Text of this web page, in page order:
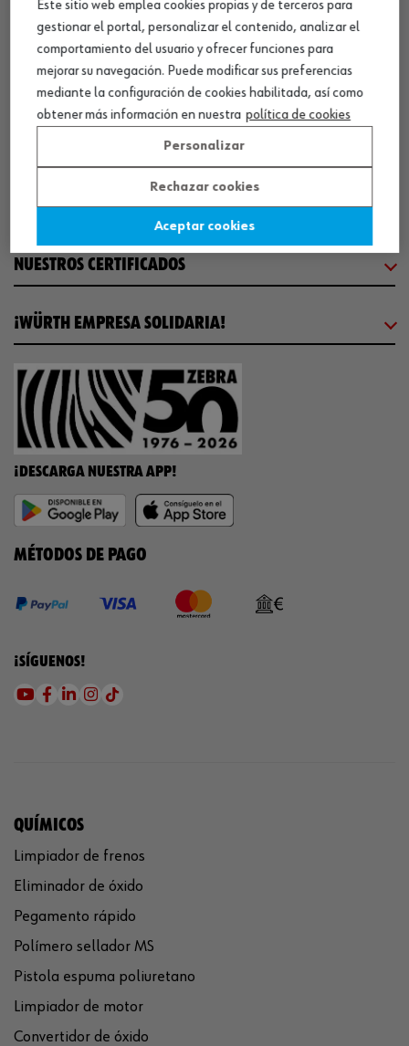
CENTRO LOGÍSTICO / MUSEO
SOBRE WÜRTH
WORKINWÜRTH
NUESTROS CERTIFICADOS
¡WÜRTH EMPRESA SOLIDARIA!
¡DESCARGA NUESTRA APP!
MÉTODOS DE PAGO
¡SÍGUENOS!
QUÍMICOS
Limpiador de frenos
Eliminador de óxido
Pegamento rápido
Polímero sellador MS
Pistola espuma poliuretano
Limpiador de motor
Convertidor de óxido
Este sitio web emplea cookies propias y de terceros para
gestionar el portal, personalizar el contenido, analizar el
comportamiento del usuario y ofrecer funciones para
mejorar su navegación. Puede modificar sus preferencias
mediante la configuración de cookies habilitada, así como
obtener más información en nuestra política de cookies
Personalizar
Rechazar cookies
Aceptar cookies